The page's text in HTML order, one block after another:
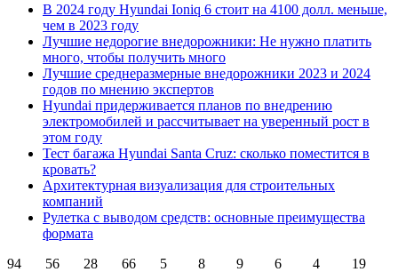
В 2024 году Hyundai Ioniq 6 стоит на 4100 долл. меньше,
чем в 2023 году
Лучшие недорогие внедорожники: Не нужно платить
много, чтобы получить много
Лучшие среднеразмерные внедорожники 2023 и 2024
годов по мнению экспертов
Hyundai придерживается планов по внедрению
электромобилей и рассчитывает на уверенный рост в
этом году
Тест багажа Hyundai Santa Cruz: сколько поместится в
кровать?
Архитектурная визуализация для строительных
компаний
Рулетка с выводом средств: основные преимущества
формата
94
56 28 66 5 8 9 6 4 19